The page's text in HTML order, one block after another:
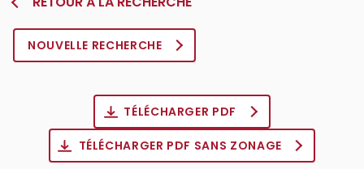
NOUVELLE RECHERCHE
TÉLÉCHARGER PDF
TÉLÉCHARGER PDF SANS ZONAGE